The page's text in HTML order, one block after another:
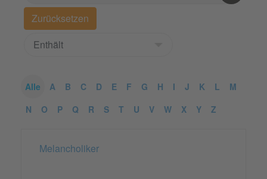
Alle A B C D E F G H I J K L
M
N
O P Q R S T U V W X Y Z
Melancholiker